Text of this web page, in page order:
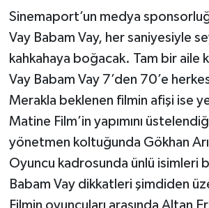
Sinemaport’un medya
Vay Babam Vay, her saniyesiyle
kahkahaya boğacak. Tam bir aile
Vay Babam Vay 7’den 70’e
Merakla beklenen filmin afişi ise
Matine Film’in yapımını
yönetmen koltuğunda Gökhan
Oyuncu kadrosunda ünlü isimleri
Babam Vay dikkatleri şimdiden
Filmin oyuncuları arasında Altan